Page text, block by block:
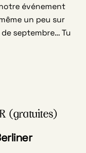
événement
un peu sur
septembre… Tu
(gratuites)